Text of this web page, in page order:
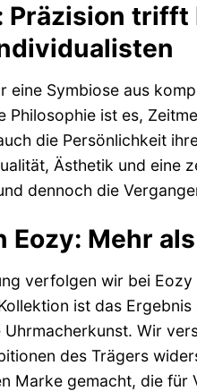
Präzision
eine Symbiose aus
Philosophie ist es,
die Persönlichkeit
Ästhetik und eine
dennoch die
Eozy: Mehr
verfolgen wir bei
ist das
Wir
des Trägers
Marke gemacht, die für